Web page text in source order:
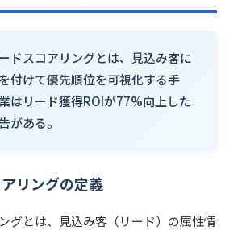
ードスコアリングとは、見込み客に
付けて優先順位を可視化する手
はリード獲得ROIが77%向上した
がある。
リングの定義
グとは、見込み客（リード）の属性情